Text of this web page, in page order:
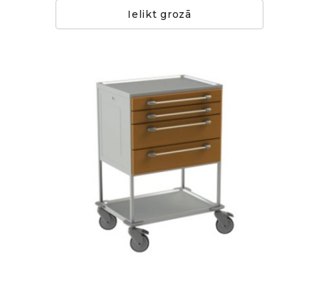
Ielikt grozā